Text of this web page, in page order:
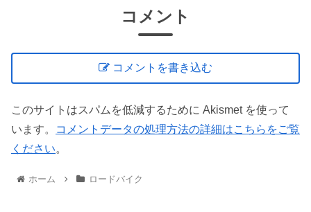
コメント
コメントを書き込む
このサイトはスパムを低減するために Akismet を使って
います。
コメントデータの処理方法の詳細はこちらをご覧
ください。
ホーム ロードバイク